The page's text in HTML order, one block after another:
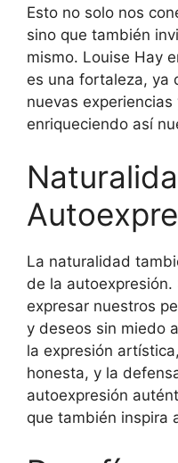
Esto no solo nos
sino que también
mismo. Louise Hay
es una fortaleza, ya
nuevas experiencias
enriqueciendo así
La naturalidad
de la
expresar nuestros
y deseos sin miedo
la expresión
honesta, y la
autoexpresión
que también inspira